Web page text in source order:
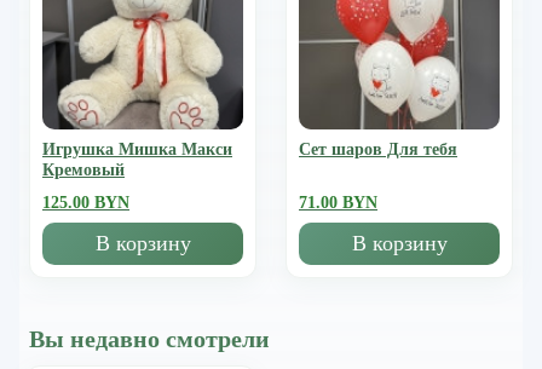
Игрушка Мишка Mакси
Кремовый
125.00 BYN
В корзину
Сет шаров Для тебя
71.00 BYN
В корзину
Вы недавно смотрели